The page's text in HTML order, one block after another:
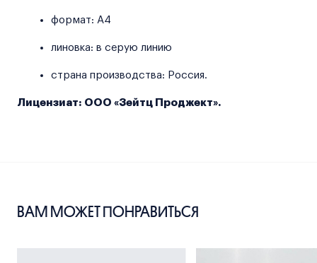
формат: А4
линовка: в серую линию
страна производства: Россия.
Лицензиат: ООО «Зейтц Проджект».
ВАМ МОЖЕТ ПОНРАВИТЬСЯ